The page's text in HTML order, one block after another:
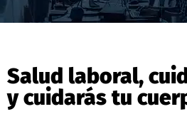
Salud laboral,
y cuidarás tu